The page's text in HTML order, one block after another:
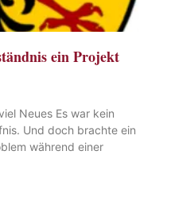
ein Projekt
Neues Es war kein
Und doch brachte ein
während einer